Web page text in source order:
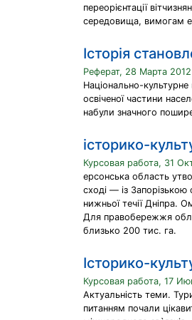
переорієнтації
середовища, вимогам
Історія
Реферат, 28 Марта 2012
Національно-
освіченої частини
набули значного
історико-
Курсовая работа, 31
ерсонська область
сході — із
нижньої течії Дніпра.
Для правобережжя
близько 200 тис. га.
Історико-
Курсовая работа, 17
Актуальність теми.
питанням почали